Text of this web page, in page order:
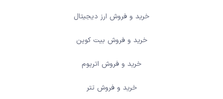
خرید و فروش ارز دیجیتال
خرید و فروش بیت کوین
خرید و فروش اتریوم
خرید و فروش تتر